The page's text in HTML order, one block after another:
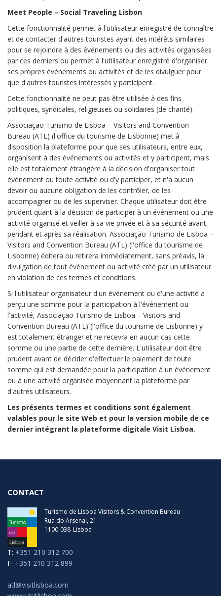
Meet People – Social Traveling Lisbon
Cette fonctionnalité permet à l'utilisateur enregistré de connaître
et de contacter d'autres touristes ayant des intérêts similaires
pour se rejoindre à des événements ou des activités organisées
par ces derniers ou permet à l'utilisateur enregistré d'organiser
ses propres événements ou activités et de les divulguer pour
que d'autres touristes intéressés y participent.
Cette fonctionnalité ne peut pas être utilisée à des fins
politiques, syndicales, religieuses ou solidaires (de charité).
Associação Turismo de Lisboa – Visitors and Convention
Bureau (ATL) (l'office du tourisme de Lisbonne) met à
disposition la plateforme pour que ses utilisateurs, entre eux,
organisent à des événements ou activités et y participent, mais
elle est totalement étrangère à la décision d'organiser tout
événement ou toute activité ou d'y participer, et n'a aucun
devoir ou aucune obligation de les contrôler, de les
accompagner ou de les superviser. Chaque utilisateur doit être
prudent quant à la décision de participer à un événement ou une
activité organisé et veiller à sa vie privée et à sa sécurité avant,
pendant et après sa réalisation. Associação Turismo de Lisboa –
Visitors and Convention Bureau (ATL) (l'office du tourisme de
Lisbonne) éditera ou retirera immédiatement, sans préavis, la
divulgation de tout événement ou activité créé par un utilisateur
en violation de ces termes et conditions.
Si l'utilisateur organisateur d'un événement ou d'une activité a
perçu une somme pour la participation à l'événement ou
l'activité, Associação Turismo de Lisboa – Visitors and
Convention Bureau (ATL) (l'office du tourisme de Lisbonne) y
est totalement étranger et ne recevra en aucun cas cette
somme ou une partie de cette dernière. L'utilisateur doit être
prudent avant de décider d'effectuer le paiement de toute
somme qui est demandée pour la participation à un événement
ou à une activité organisée moyennant la plateforme par
d'autres utilisateurs.
Les présents termes et conditions sont également
valables pour le site Web et pour la version mobile de ce
dernier intégrant la plateforme digitale Visit Lisboa.
CONTACT
Turismo de Lisboa Visitors & Convention Bureau
Rua do Arsenal, 21
1100-038 Lisboa
T: +351 210 312 700
F: +351 210 312 899
atl@visitlisboa.com